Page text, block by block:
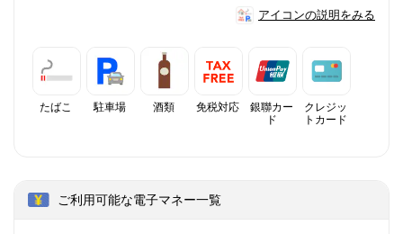
アイコンの説明をみる
たばこ 駐車場 酒類 免税対応
銀聯カー
ド
クレジッ
トカード
ご利用可能な電子マネー一覧